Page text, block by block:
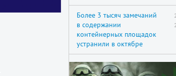
Более 3 тысяч замечаний
в содержании
контейнерных площадок
устранили в октябре